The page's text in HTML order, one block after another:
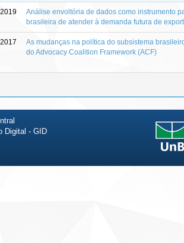
Análise envoltória de dados como instrumento
brasileira de atender à demanda futura de
As mudanças na política do subsistema
do Advocacy Coalition Framework (ACF)
Digital - GID